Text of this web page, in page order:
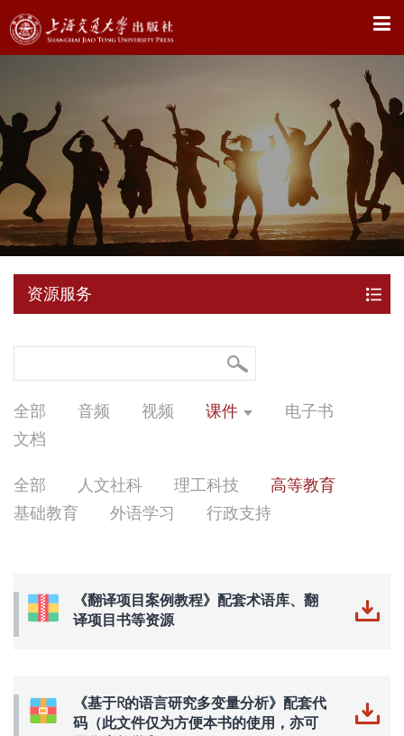
X
资源服务
全部 音频 视频 课件
电子书
文档
全部 人文社科 理工科技
高等教育
基础教育
外语学习 行政支持
《翻译项目案例教程》配套术语库、翻
译项目书等资源
《基于R的语言研究多变量分析》配套代
码（此文件仅为方便本书的使用，亦可